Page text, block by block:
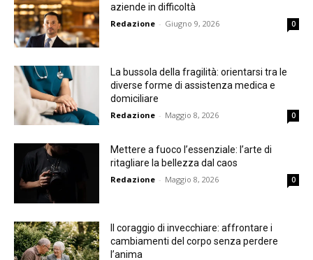
aziende in difficoltà
Redazione - Giugno 9, 2026 0
La bussola della fragilità: orientarsi tra le
diverse forme di assistenza medica e
domiciliare
Redazione - Maggio 8, 2026 0
Mettere a fuoco l’essenziale: l’arte di
ritagliare la bellezza dal caos
Redazione - Maggio 8, 2026 0
Il coraggio di invecchiare: affrontare i
cambiamenti del corpo senza perdere
l’anima